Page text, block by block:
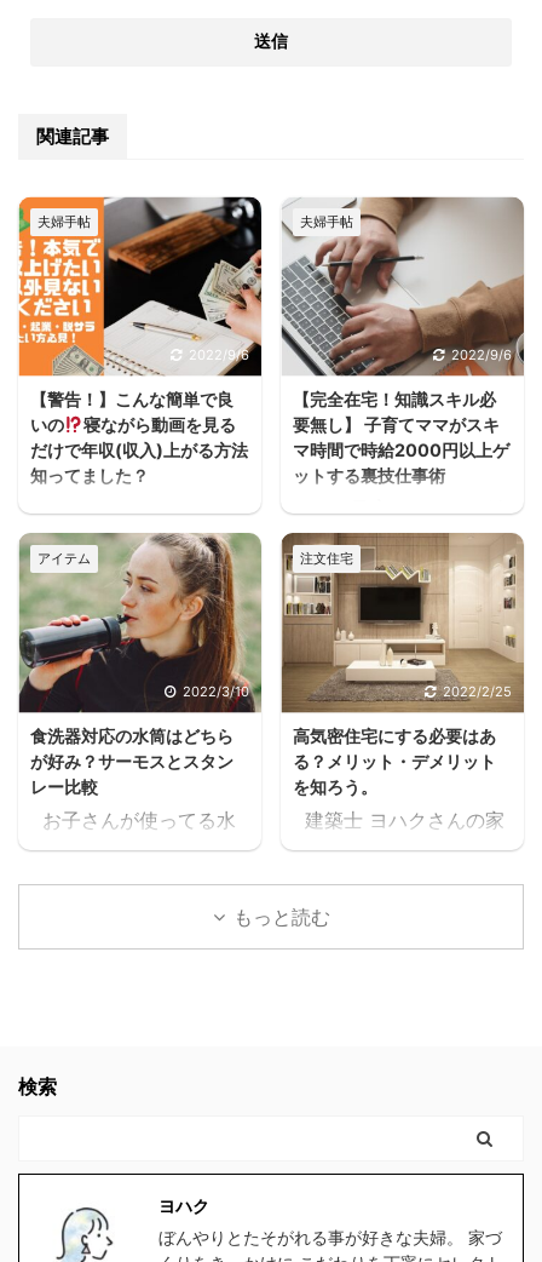
関連記事
夫婦手帖
2022/9/6
【警告！】こんな簡単で良
いの
寝ながら動画を見る
だけで年収(収入)上がる方法
知ってました？
うわぁぁーーースキマ
ヨハクどした！ まじかー
ーーー！！スキマ ヨハク
何が！ 早く見とけば良か
ったーーー！スキマ ヨハ
クうるさいなぁ。何の
話？ 本当に無料で大丈夫
か、何回も確認したけ
ど、間違いなく無料だっ
たスキマ 11時間以上の無
料セミナーが見れた上
に、どんどん、追加でセ
ミナーが見れるんだけど
スキマ このセミナー、学
生の頃に見たかったなぁ
これ見てたら、恐らく人
なかったと思う。 もっと
夫婦手帖
2022/9/6
【完全在宅！知識スキル必
要無し】 子育てママがスキ
マ時間で時給2000円以上ゲ
ットする裏技仕事術
ヨハク子育てしながら働
きたいけどフルタイムは
厳しいし、でもお金は必
要だって人が家を建てる
方には多いと思うんだよ
ね。 住宅ローンが始ま
ると支出が増えるし、老
後の為にも共働きの家庭
が増えるよね・・・スキ
マ ヨハク普通はパート
に出たりして時給1,000
円前後の仕事を1日6時間
位頑張って働いて、何と
か月10万位は稼げるかも
しれないけど 肉体的・精
神的に疲労して夫婦喧嘩
アイテム
2022/3/10
食洗器対応の水筒はどちら
が好み？サーモスとスタン
レー比較
お子さんが使ってる水
筒や、ご家族が使ってる
水筒。 ヨハク食洗器で
洗うにつれて外側が剥が
ヨハク我が家の水筒も、
ボロになってきたので、
食洗器対応の水筒を探し
たのですが、意外と種類
が無く苦戦しました。
注文住宅
2022/2/25
高気密住宅にする必要はあ
る？メリット・デメリット
を知ろう。
建築士 ヨハクさんの家
は 高気密住宅ですよ！
と言われたのですが ヨ
ハク高気密住宅って
社から 間取りの無料プラ
ンをゲットするなら コチ
い。 クリックしてプラン
を貰う。 高気密住宅と
もっと読む
検索
ヨハク
ぼんやりとたそがれる事が好きな夫婦。 家づ